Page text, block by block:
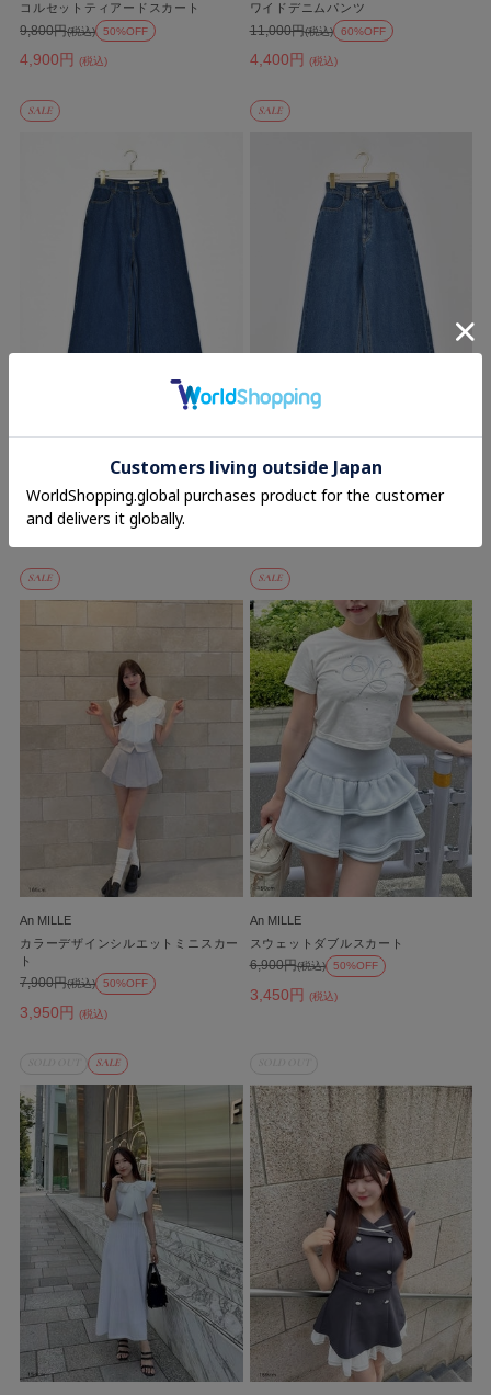
コルセットティアードスカート
4,900円 (税込)
9,800円(税込) 50%OFF
ワイドデニムパンツ
4,400円 (税込)
11,000円(税込) 60%OFF
SALE
ワイドデニムパンツ
4,400円
11,000円(税込) 60%OFF
SALE
ワイドデニムパンツ
11,000円(税込) 60%OFF
SALE
An MILLE
カラーデザインシルエットミニスカー
ト
3,950円 (税込)
7,900円(税込) 50%OFF
SALE
An MILLE
スウェットダブルスカート
3,450円 (税込)
6,900円(税込) 50%OFF
SALE